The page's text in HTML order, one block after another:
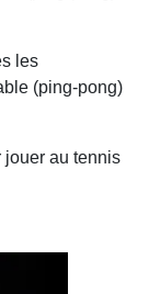
les
(ping-pong)
jouer au tennis